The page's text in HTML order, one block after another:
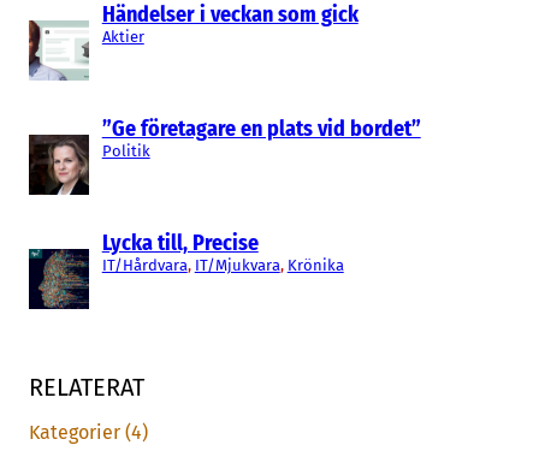
Händelser i veckan som gick
Aktier
”Ge företagare en plats vid bordet”
Politik
Lycka till, Precise
IT/Hårdvara, IT/Mjukvara, Krönika
RELATERAT
Kategorier (4)